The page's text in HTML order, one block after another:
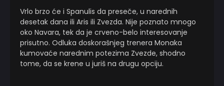
Vrlo brzo će i Spanulis da preseče, u narednih
desetak dana ili Aris ili Zvezda. Nije poznato mnogo
oko Navara, tek da je crveno-belo interesovanje
prisutno. Odluka doskorašnjeg trenera Monaka
kumovaće narednim potezima Zvezde, shodno
tome, da se krene u juriš na drugu opciju.